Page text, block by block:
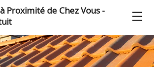
Proximité de Chez Vous -